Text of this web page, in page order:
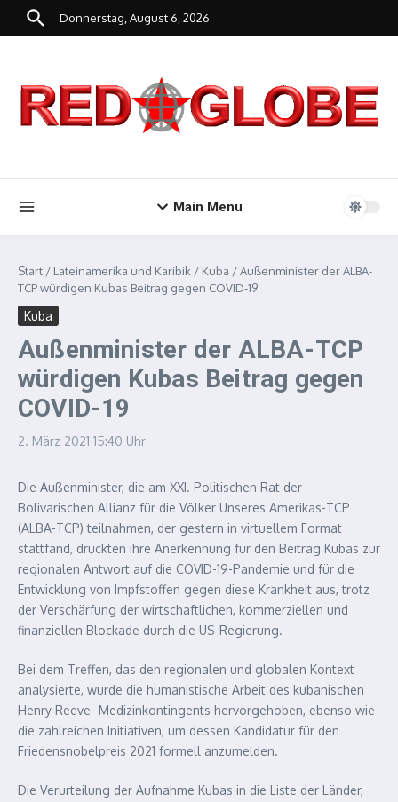
Zum Inhalt springen
Donnerstag, August 6, 2026
Main Menu
Start / Lateinamerika und Karibik / Kuba /Außenminister der ALBA-
TCP würdigen Kubas Beitrag gegen COVID-19
Kuba
Außenminister der ALBA-TCP
würdigen Kubas Beitrag gegen
COVID-19
2. März 2021 15:40 Uhr
Die Außenminister, die am XXI. Politischen Rat der
Bolivarischen Allianz für die Völker Unseres Amerikas-TCP
(ALBA-TCP) teilnahmen, der gestern in virtuellem Format
stattfand, drückten ihre Anerkennung für den Beitrag Kubas zur
regionalen Antwort auf die COVID-19-Pandemie und für die
Entwicklung von Impfstoffen gegen diese Krankheit aus, trotz
der Verschärfung der wirtschaftlichen, kommerziellen und
finanziellen Blockade durch die US-Regierung.
Bei dem Treffen, das den regionalen und globalen Kontext
analysierte, wurde die humanistische Arbeit des kubanischen
Henry Reeve- Medizinkontingents hervorgehoben, ebenso wie
die zahlreichen Initiativen, um dessen Kandidatur für den
Friedensnobelpreis 2021 formell anzumelden.
Die Verurteilung der Aufnahme Kubas in die Liste der Länder,